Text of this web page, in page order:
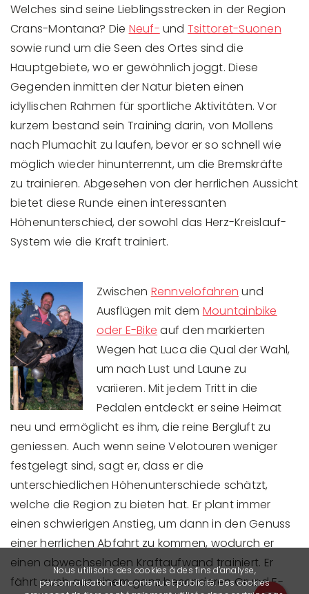
Welches sind seine Lieblingsstrecken in der Region
Crans-Montana? Die Neuf- und Tsittoret-Suonen
sowie rund um die Seen des Ortes sind die
Hauptgebiete, wo er gewöhnlich joggt. Diese
Gegenden inmitten der Natur bieten einen
idyllischen Rahmen für sportliche Aktivitäten. Vor
kurzem bestand sein Training darin, von Mollens
nach Plumachit zu laufen, bevor er so schnell wie
möglich wieder hinunterrennt, um die Bremskräfte
zu trainieren. Abgesehen von der herrlichen Aussicht
bietet diese Runde einen interessanten
Höhenunterschied, der sowohl das Herz-Kreislauf-
System wie die Kraft trainiert.
Zwischen Rennvelofahren und
Ausflügen mit dem Mountainbike
oder E-Bike auf den markierten
Wegen hat Luca die Qual der Wahl,
um nach Lust und Laune zu
variieren. Mit jedem Tritt in die
Pedalen entdeckt er seine Heimat
neu und ermöglicht es ihm, die reine Bergluft zu
geniessen. Auch wenn seine Velotouren weniger
festgelegt sind, sagt er, dass er die
unterschiedlichen Höhenunterschiede schätzt,
welche die Region zu bieten hat. Er plant immer
einen schwierigen Anstieg, um dann in den Genuss
einer herrlichen Abfahrt zu kommen, wodurch er
einen abwechselnden Kraftaufwand trainiert. Er
fährt auch aus einem ganz besonderen Grund E-
Nous utilisons des cookies à des fins d'analyse,
personnalisation du contenu et publicité. Des cookies